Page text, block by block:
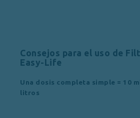
Consejos para el uso de
Easy-Life
Una dosis completa simple = 10
litros